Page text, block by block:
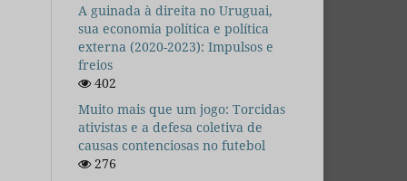
A guinada à direita no Uruguai,
sua economia política e política
externa (2020-2023): Impulsos e
freios
402
Muito mais que um jogo: Torcidas
ativistas e a defesa coletiva de
causas contenciosas no futebol
276